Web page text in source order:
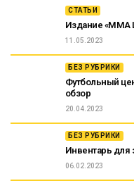
СТАТЬИ
Издание «ММА
11.05.2023
БЕЗ РУБРИКИ
Футбольный
обзор
20.04.2023
БЕЗ РУБРИКИ
Инвентарь для
06.02.2023